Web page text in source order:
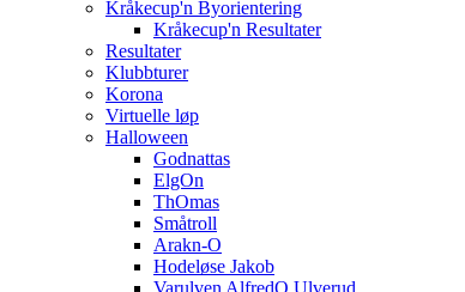
Kråkecup'n Byorientering
Kråkecup'n Resultater
Resultater
Klubbturer
Korona
Virtuelle løp
Halloween
Godnattas
ElgOn
ThOmas
Småtroll
Arakn-O
Hodeløse Jakob
Varulven AlfredO Ulverud